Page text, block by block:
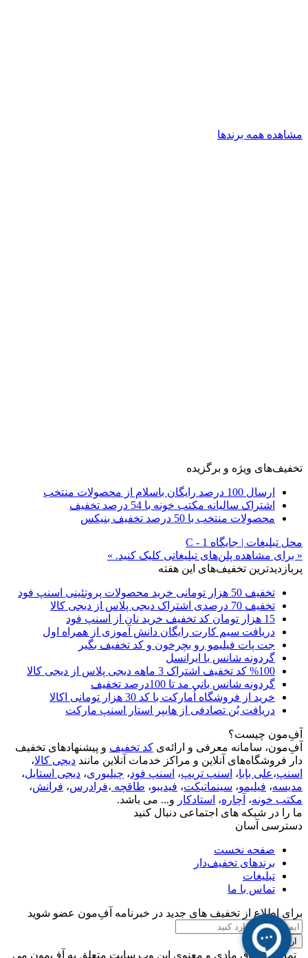
مشاهده همه برندها
تخفیف‌های ویژه و برگزیده
ارسال 100 درصد رایگان باسلام از محصولات منتخب
اشتراک سالیانه مکتب خونه با 54 درصد تخفیف
محصولات منتخب با 50 درصد تخفیف بنیکس
محل تبلیغات | جایگاه C - 1
« برای مشاهده پلن‌های تبلیغاتی کلیک کنید. »
پربازدیدترین تخفیف‌های این هفته
تخفیف 50 هزار تومانی خرید محصولات پروتئینی اسنپ فود
تخفیف 70 درصدی اشتراک دیجی پلاس از دیجی کالا
15 هزار تومان کد تخفیف خرید نان از اسنپ فود
دریافت سیم کارت رایگان دانش آموزی از همراه اول
جت پات فیلیمو رو بچرخون و کد تخفیف بگیر
گردونه شانس با ایرانسل
%100 کد تخفیف اشتراک 3 ماهه دیجی پلاس از دیجی کالا
گردونه شانس بانی مد تا 100درصد تخفیف
خرید از فروشگاه اُمارکت با کد 30 هزار تومانی اکالا
دریافت بُن تصادفی از هایپر استار اسنپ مارکت
آفِ‌مون چیست؟
آفِ‌مون، سامانه معرفی و ارائه‌ی کد تخفیف و پیشنهادهای تخفیف
دار فروشگاه‌های آنلاین و مراکز خدمات آنلاین مانند دیجی کالا،
اسنپ،علی بابا، اسنپ تریپ، اسنپ فود، چیلیوری، دیجی استایل،
مدیسه، فیلیمو، سینماتیکت، فیدیبو، طاقچه ،فرادرس، فرانش،
مکتب خونه، آچاره، استادکار و... می باشد.
ما را در شبکه های اجتماعی دنبال کنید
دسترسی آسان
صفحه نخست
برندهای تخفیف‌دار
تبلیغات
تماس با ما
برای اطلاع از تخفیف های جدید در خبرنامه آفِ‌مون عضو شوید
ارسال
تمامی حقوق مادی و معنوی این وب سایت متعلق به آفِ‌مون می